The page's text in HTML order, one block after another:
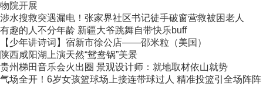
物院开展
涉水搜救突遇漏电！张家界社区书记徒手破窗营救被困老人
有趣的人不分年龄 新疆大爷跳舞自带快乐buff
【少年讲诗词】宿新市徐公店——邵米粒（美国）
陕西咸阳湖上演天然“鸳鸯锅”美景
贵州梯田音乐会火出圈 景观设计师：就地取材依山就势
气场全开！6岁女孩篮球场上接连带球过人 精准投篮引全场阵阵